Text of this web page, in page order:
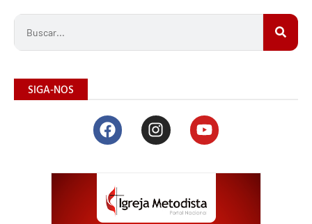
SIGA-NOS